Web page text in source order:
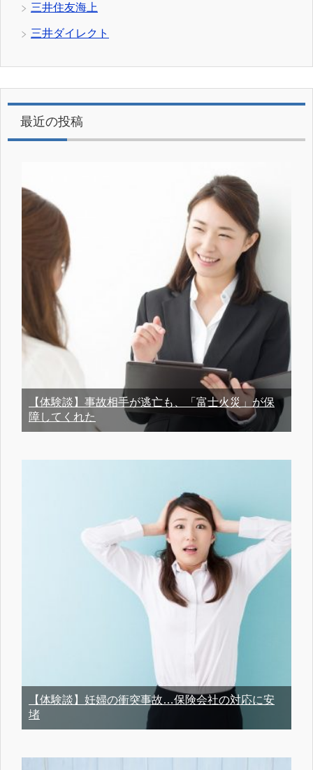
三井住友海上
三井ダイレクト
最近の投稿
【体験談】事故相手が逃亡も、「富士火災」が保
障してくれた
【体験談】妊婦の衝突事故…保険会社の対応に安
堵